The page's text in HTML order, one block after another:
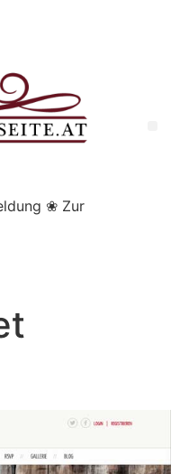
❀ Zur